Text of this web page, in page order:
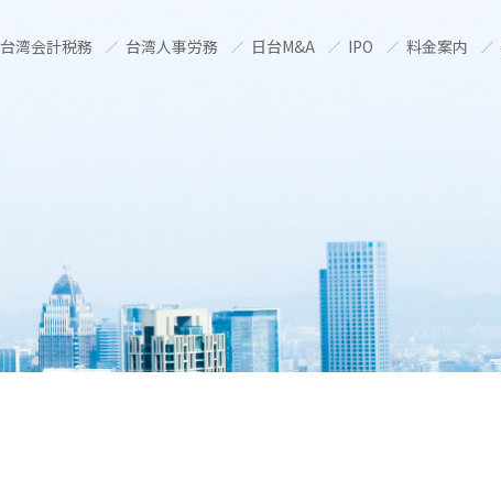
台湾会計税務 台湾人事労務 日台M&A IPO 料金案内